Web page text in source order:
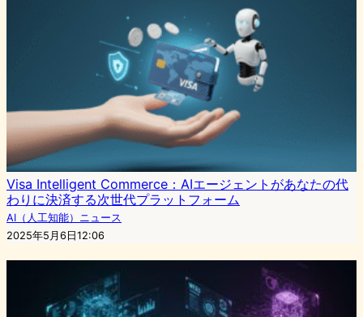
Visa Intelligent Commerce：AIエージェントがあなたの代
わりに決済する次世代プラットフォーム
AI（人工知能）ニュース
2025年5月6日12:06